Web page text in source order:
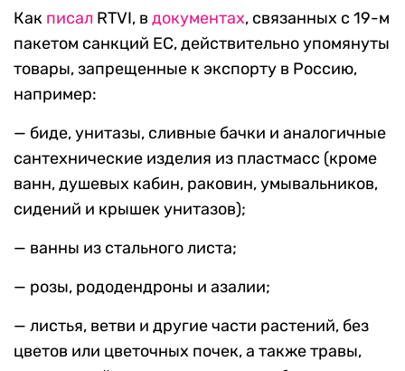
Как писал RTVI, в документах, связанных с 19-м
пакетом санкций ЕС, действительно упомянуты
товары, запрещенные к экспорту в Россию,
например:
— биде, унитазы, сливные бачки и аналогичные
сантехнические изделия из пластмасс (кроме
ванн, душевых кабин, раковин, умывальников,
сидений и крышек унитазов);
— ванны из стального листа;
— розы, рододендроны и азалии;
— листья, ветви и другие части растений, без
цветов или цветочных почек, а также травы,